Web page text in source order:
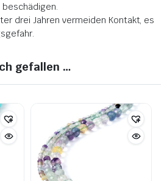
drei Jahren vermeiden Kontakt, es
gefallen …